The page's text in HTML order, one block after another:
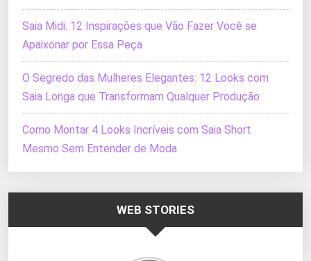
Saia Midi: 12 Inspirações que Vão Fazer Você se
Apaixonar por Essa Peça
O Segredo das Mulheres Elegantes: 12 Looks com
Saia Longa que Transformam Qualquer Produção
Como Montar 4 Looks Incríveis com Saia Short
Mesmo Sem Entender de Moda
WEB STORIES